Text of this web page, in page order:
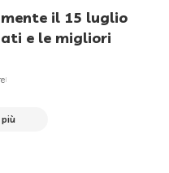
il 15 luglio
e le migliori